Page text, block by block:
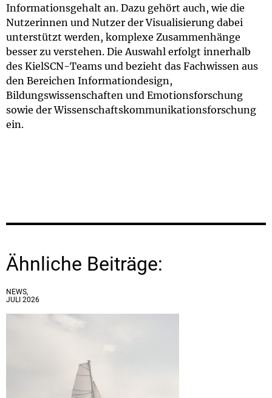
Informationsgehalt an. Dazu gehört auch, wie die
Nutzerinnen und Nutzer der Visualisierung dabei
unterstützt werden, komplexe Zusammenhänge
besser zu verstehen. Die Auswahl erfolgt innerhalb
des KielSCN-Teams und bezieht das Fachwissen aus
den Bereichen Informationdesign,
Bildungswissenschaften und Emotionsforschung
sowie der Wissenschaftskommunikationsforschung
ein.
Ähnliche Beiträge:
NEWS,
JULI 2026